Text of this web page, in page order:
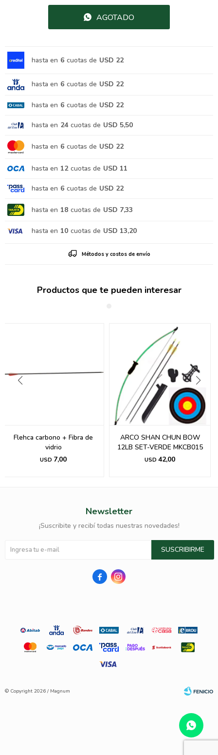
AGOTADO
hasta en 6 cuotas de USD 22
hasta en 6 cuotas de USD 22
hasta en 6 cuotas de USD 22
hasta en 24 cuotas de USD 5,50
hasta en 6 cuotas de USD 22
hasta en 12 cuotas de USD 11
hasta en 6 cuotas de USD 22
hasta en 18 cuotas de USD 7,33
hasta en 10 cuotas de USD 13,20
Métodos y costos de envío
Productos que te pueden interesar
Flehca carbono + Fibra de
vidrio
USD 7,00
ARCO SHAN CHUN BOW
12LB SET-VERDE MKCB015
USD 42,00
Newsletter
¡Suscribite y recibí todas nuestras novedades!
SUSCRIBIRME
 
© Copyright 2026 / Magnum